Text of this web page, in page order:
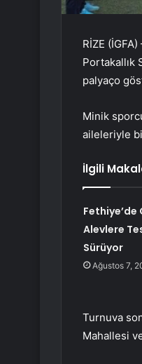
RİZE
Portakallık
palyaço
Minik
aileleriyle
İlgili
Fethiye’de
Alevlere
Sürüyor
Ağustos 7,
Turnuva
Mahallesi